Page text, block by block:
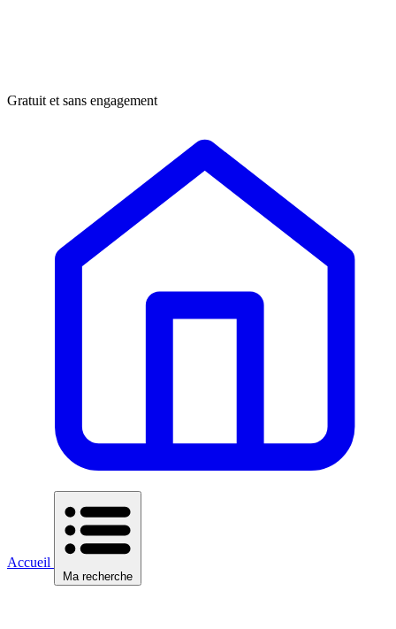
Gratuit et sans engagement
Accueil
Ma recherche